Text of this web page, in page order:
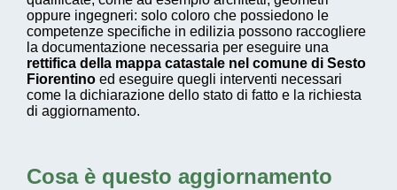
oppure ingegneri: solo coloro che possiedono le
competenze specifiche in edilizia possono raccogliere
la documentazione necessaria per eseguire una
rettifica della mappa catastale nel comune di Sesto
Fiorentino ed eseguire quegli interventi necessari
come la dichiarazione dello stato di fatto e la richiesta
di aggiornamento.
Cosa è questo aggiornamento